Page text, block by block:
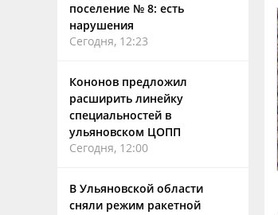
поселение № 8: есть
нарушения
Сегодня, 12:23
Кононов предложил
расширить линейку
специальностей в
ульяновском ЦОПП
Сегодня, 12:00
В Ульяновской области
сняли режим ракетной